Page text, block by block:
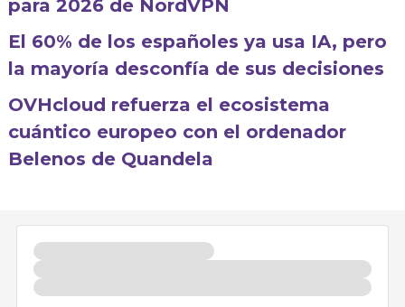
para 2026 de NordVPN
El 60% de los españoles ya usa IA, pero
la mayoría desconfía de sus decisiones
OVHcloud refuerza el ecosistema
cuántico europeo con el ordenador
Belenos de Quandela